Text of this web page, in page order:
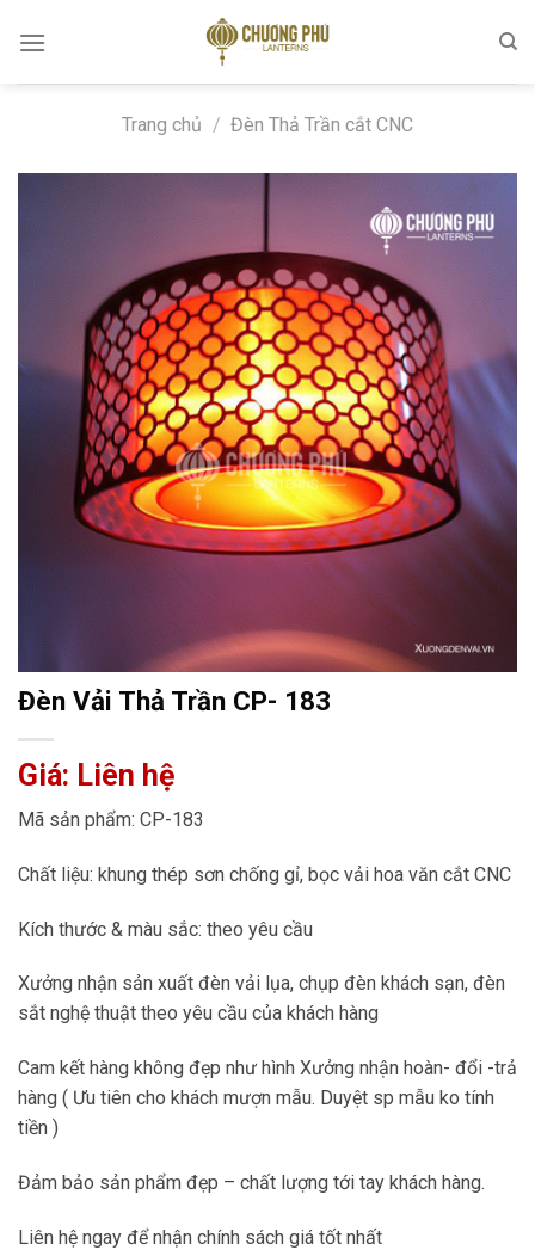
Trang chủ / Đèn Thả Trần cắt CNC
Đèn Vải Thả Trần CP- 183
Giá: Liên hệ
Mã sản phẩm: CP-183
Chất liệu: khung thép sơn chống gỉ, bọc vải hoa văn cắt CNC
Kích thước & màu sắc: theo yêu cầu
Xưởng nhận sản xuất đèn vải lụa, chụp đèn khách sạn, đèn
sắt nghệ thuật theo yêu cầu của khách hàng
Cam kết hàng không đẹp như hình Xưởng nhận hoàn- đổi -trả
hàng ( Ưu tiên cho khách mượn mẫu. Duyệt sp mẫu ko tính
tiền )
Đảm bảo sản phẩm đẹp – chất lượng tới tay khách hàng.
Liên hệ ngay để nhận chính sách giá tốt nhất